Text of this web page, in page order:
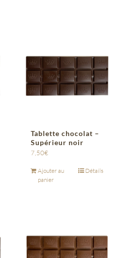
Tablette chocolat –
Supérieur noir
7,50€
Ajouter au
panier
Détails